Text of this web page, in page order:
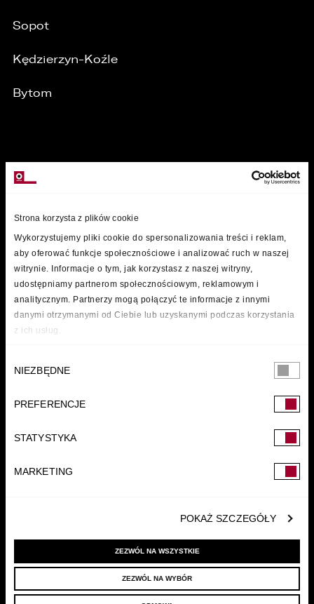
Strona korzysta z plików cookie
Wykorzystujemy pliki cookie do spersonalizowania treści i reklam,
aby oferować funkcje społecznościowe i analizować ruch w naszej
witrynie. Informacje o tym, jak korzystasz z naszej witryny,
udostępniamy partnerom społecznościowym, reklamowym i
analitycznym. Partnerzy mogą połączyć te informacje z innymi
danymi otrzymanymi od Ciebie lub uzyskanymi podczas korzystania
z ich usług.
zgody
NIEZBĘDNE
PREFERENCJE
STATYSTYKA
MARKETING
POKAŻ SZCZEGÓŁY
ZEZWÓL NA WSZYSTKIE
ZEZWÓL NA WYBÓR
Sopot
Kędzierzyn-Koźle
Bytom
FUNDACJA
© 2022 LELLEK.PL | POLITYKA PRYWATNOŚCI